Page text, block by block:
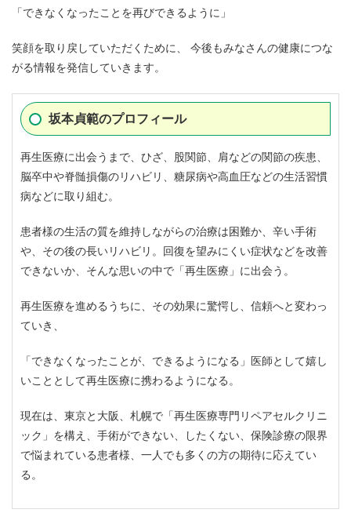
「できなくなったことを再びできるように」
笑顔を取り戻していただくために、 今後もみなさんの健康につな
がる情報を発信していきます。
坂本貞範のプロフィール
再生医療に出会うまで、ひざ、股関節、肩などの関節の疾患、
脳卒中や脊髄損傷のリハビリ、糖尿病や高血圧などの生活習慣
病などに取り組む。
患者様の生活の質を維持しながらの治療は困難か、辛い手術
や、その後の長いリハビリ。回復を望みにくい症状などを改善
できないか、そんな思いの中で「再生医療」に出会う。
再生医療を進めるうちに、その効果に驚愕し、信頼へと変わっ
ていき、
「できなくなったことが、できるようになる」医師として嬉し
いこととして再生医療に携わるようになる。
現在は、東京と大阪、札幌で「再生医療専門リペアセルクリニ
ック」を構え、手術ができない、したくない、保険診療の限界
で悩まれている患者様、一人でも多くの方の期待に応えてい
る。